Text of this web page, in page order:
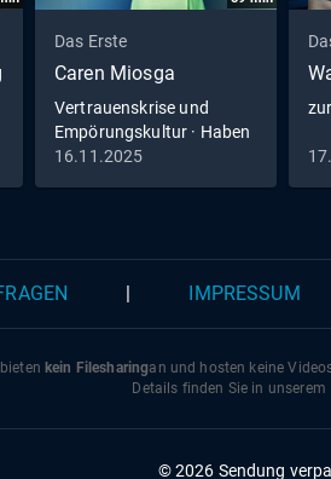
Das Erste
Caren Miosga
Vertrauenskrise und
Empörungskultur · Haben
wir den Kompromiss
16.11.2025
IMPRESSUM
kein Filesharingan und hosten keine
Details finden Sie in unserem
© 2026 Sendung